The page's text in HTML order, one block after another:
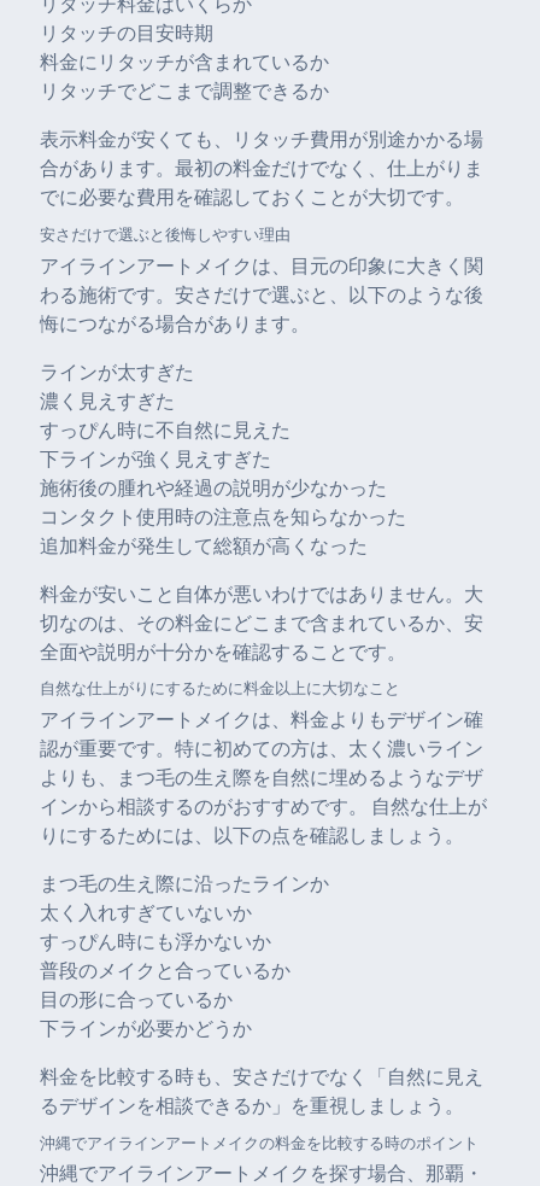
リタッチの目安時期
料金にリタッチが含まれているか
リタッチでどこまで調整できるか
表示料金が安くても、リタッチ費用が別途かかる場
合があります。最初の料金だけでなく、仕上がりま
でに必要な費用を確認しておくことが大切です。
安さだけで選ぶと後悔しやすい理由
アイラインアートメイクは、目元の印象に大きく関
わる施術です。安さだけで選ぶと、以下のような後
悔につながる場合があります。
ラインが太すぎた
濃く見えすぎた
すっぴん時に不自然に見えた
下ラインが強く見えすぎた
施術後の腫れや経過の説明が少なかった
コンタクト使用時の注意点を知らなかった
追加料金が発生して総額が高くなった
料金が安いこと自体が悪いわけではありません。大
切なのは、その料金にどこまで含まれているか、安
全面や説明が十分かを確認することです。
自然な仕上がりにするために料金以上に大切なこと
アイラインアートメイクは、料金よりもデザイン確
認が重要です。特に初めての方は、太く濃いライン
よりも、まつ毛の生え際を自然に埋めるようなデザ
インから相談するのがおすすめです。 自然な仕上が
りにするためには、以下の点を確認しましょう。
まつ毛の生え際に沿ったラインか
太く入れすぎていないか
すっぴん時にも浮かないか
普段のメイクと合っているか
目の形に合っているか
下ラインが必要かどうか
料金を比較する時も、安さだけでなく「自然に見え
るデザインを相談できるか」を重視しましょう。
沖縄でアイラインアートメイクの料金を比較する時のポイント
沖縄でアイラインアートメイクを探す場合、那覇・